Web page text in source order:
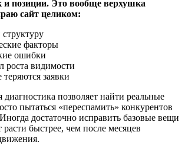
и позиции. Это вообще верхушка
сайт целиком:
факторы
ошибки
роста видимости
заявки
диагностика позволяет найти реальные
пытаться «переспамить» конкурентов
достаточно исправить базовые вещи
быстрее, чем после месяцев